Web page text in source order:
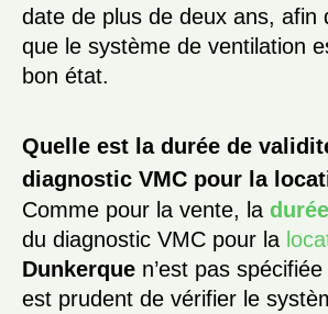
date de plus de deux ans, afin
que le système de ventilation
bon état.
Quelle est la durée de
diagnostic VMC pour la
Comme pour la vente, la
du diagnostic VMC pour la
Dunkerque n’est pas
est prudent de vérifier le